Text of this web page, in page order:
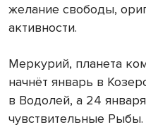
желание свободы,
активности.
Меркурий, планета
начнёт январь в
в Водолей, а 24
чувствительные